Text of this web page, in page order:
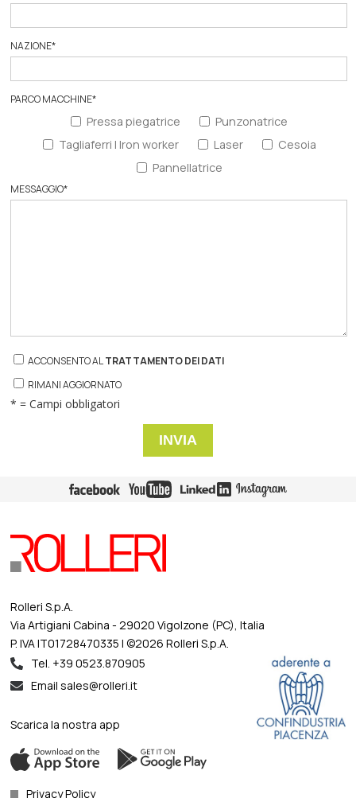
NAZIONE*
PARCO MACCHINE*
Pressa piegatrice
Punzonatrice
Tagliaferri | Iron worker
Laser
Cesoia
Pannellatrice
MESSAGGIO*
ACCONSENTO ALTRATTAMENTO DEI DATI
RIMANI AGGIORNATO
* = Campi obbligatori
INVIA
Rolleri S.p.A.
Via Artigiani Cabina - 29020 Vigolzone (PC), Italia
P. IVA IT01728470335 | ©2026 Rolleri S.p.A.
Tel. +39 0523.870905
Email sales@rolleri.it
Scarica la nostra app
Privacy Policy